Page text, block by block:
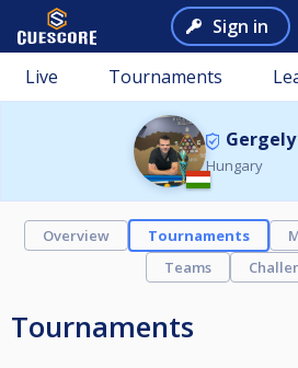
Sign in
Live Tournaments
Hungary
Overview Tournaments
Teams
Tournaments